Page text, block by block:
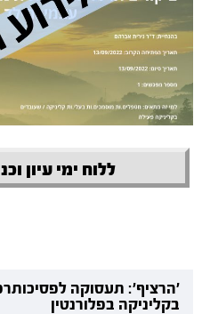
ללוח ימי עיון
'הרציף': תעסוקה
בקליניקה בפלורנטין